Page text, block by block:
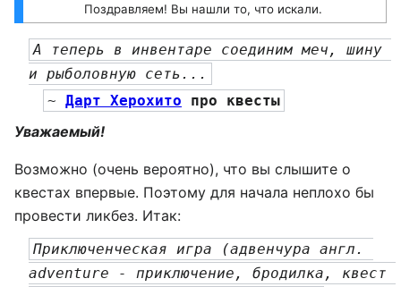
Поздравляем! Вы нашли то, что искали.
А теперь в инвентаре соединим меч, шину
и рыболовную сеть...
~ Дарт Херохито про квесты
Уважаемый!
Возможно (очень вероятно), что вы слышите о
квестах впервые. Поэтому для начала неплохо бы
провести ликбез. Итак:
Приключенческая игра (адвенчура англ.
adventure - приключение, бродилка, квест